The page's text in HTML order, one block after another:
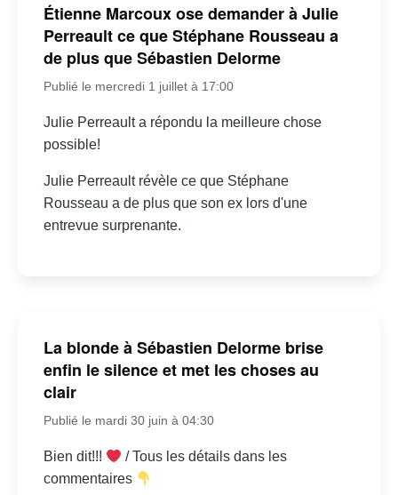
Étienne Marcoux ose demander à Julie
Perreault ce que Stéphane Rousseau a
de plus que Sébastien Delorme
Publié le mercredi 1 juillet à 17:00
Julie Perreault a répondu la meilleure chose
possible!
Julie Perreault révèle ce que Stéphane
Rousseau a de plus que son ex lors d'une
entrevue surprenante.
La blonde à Sébastien Delorme brise
enfin le silence et met les choses au
clair
Publié le mardi 30 juin à 04:30
Bien dit!!!
/ Tous les détails dans les
commentaires